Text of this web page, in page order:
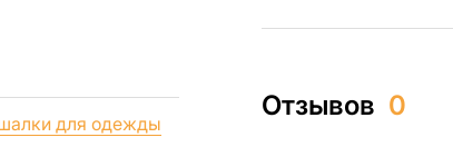
что
для одежды
Отзывов 0